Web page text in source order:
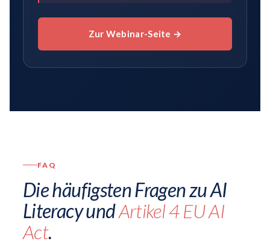
Zur Webinar-Seite →
FAQ
Die häufigsten Fragen zu AI
Literacy undArtikel 4 EU AI
Act.